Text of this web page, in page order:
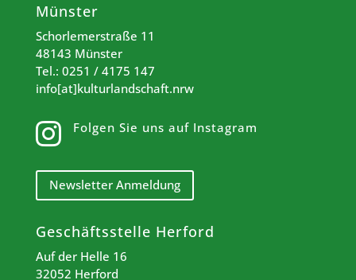
Münster
Schorlemerstraße 11
48143 Münster
Tel.: 0251 / 4175 147
info[at]kulturlandschaft.nrw
 Folgen Sie uns auf Instagram
Newsletter Anmeldung
Geschäftsstelle Herford
Auf der Helle 16
32052 Herford